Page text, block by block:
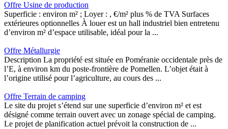
Offre Usine de production
Superficie : environ m² ; Loyer : , €/m² plus % de TVA Surfaces
extérieures optionnelles À louer est un hall industriel bien entretenu
d’environ m² d’espace utilisable, idéal pour la ...
Offre Métallurgie
Description La propriété est située en Poméranie occidentale près de
l’E, à environ km du poste-frontière de Pomellen. L’objet était à
l’origine utilisé pour l’agriculture, au cours des ...
Offre Terrain de camping
Le site du projet s’étend sur une superficie d’environ m² et est
désigné comme terrain ouvert avec un zonage spécial de camping.
Le projet de planification actuel prévoit la construction de ...